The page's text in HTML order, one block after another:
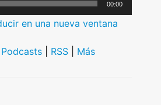
00:00
en una nueva ventana
RSS Más